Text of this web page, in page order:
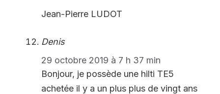
Jean-Pierre LUDOT
Denis
29 octobre 2019 à 7 h 37 min
Bonjour, je possède une hilti TE5
achetée il y a un plus plus de vingt ans